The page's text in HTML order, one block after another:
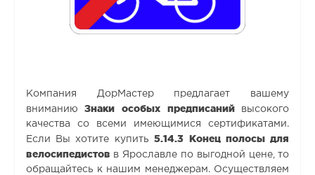
Компания ДорМастер предлагает вашему
вниманиюЗнаки особых предписаний высокого
качества со всеми имеющимися сертификатами.
Если Вы хотите купить5.14.3 Конец полосы для
велосипедистов в Ярославле по выгодной цене, то
обращайтесь к нашим менеджерам. Осуществляем